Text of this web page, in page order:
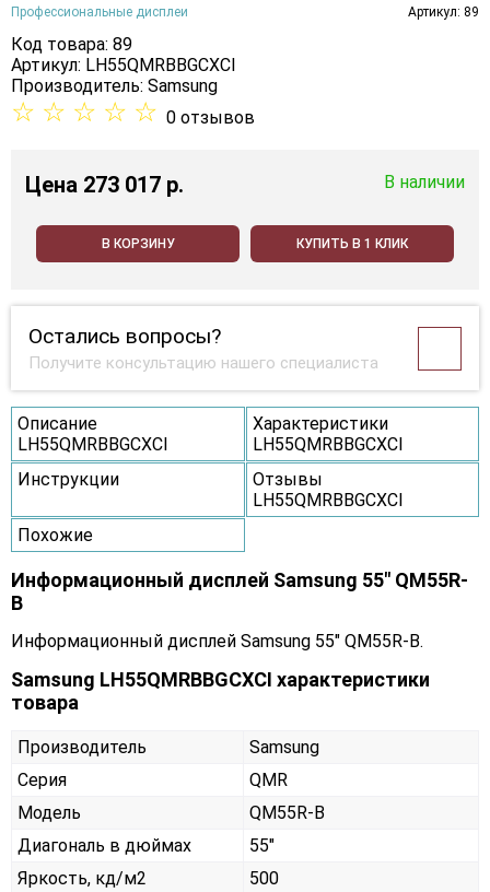
Профессиональные дисплеи Артикул: 89
Код товара: 89
Артикул: LH55QMRBBGCXCI
Производитель: Samsung
☆ ☆ ☆ ☆ ☆ 0 отзывов
Цена 273 017 p. В наличии
В КОРЗИНУ КУПИТЬ В 1 КЛИК
Остались вопросы?
Получите консультацию нашего специалиста
Описание
LH55QMRBBGCXCI
Характеристики
LH55QMRBBGCXCI
Инструкции
Отзывы
LH55QMRBBGCXCI
Похожие
Информационный дисплей Samsung 55" QM55R-
B
Информационный дисплей Samsung 55" QM55R-B.
Samsung LH55QMRBBGCXCI характеристики
товара
Производитель
Samsung
Серия
QMR
Модель
QM55R-B
Диагональ в дюймах
55"
Яркость, кд/м2
500